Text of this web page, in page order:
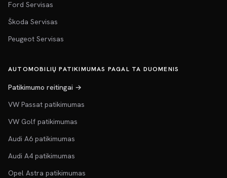
Ford Servisas
Škoda Servisas
Peugeot Servisas
AUTOMOBILIŲ PATIKIMUMAS PAGAL TA DUOMENIS
Patikimumo reitingai →
VW Passat patikimumas
VW Golf patikimumas
Audi A6 patikimumas
Audi A4 patikimumas
Opel Astra patikimumas